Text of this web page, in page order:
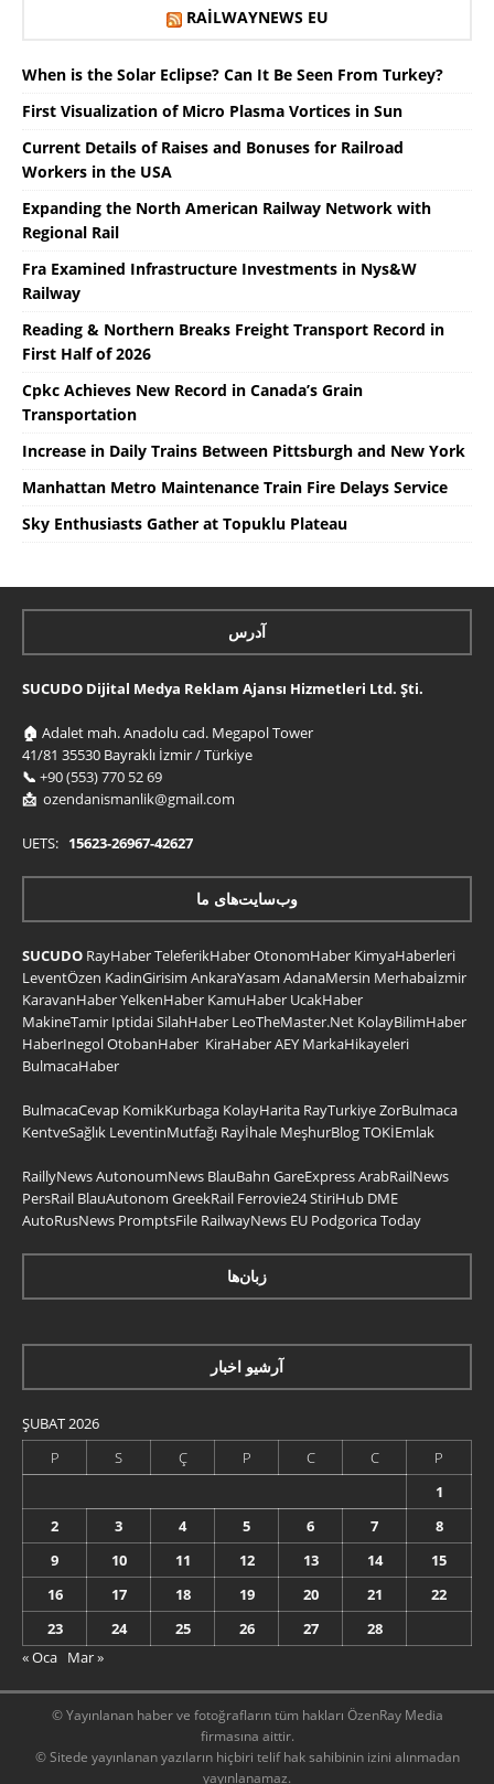
RAILWAYNEWS EU
When is the Solar Eclipse? Can It Be Seen From Turkey?
First Visualization of Micro Plasma Vortices in Sun
Current Details of Raises and Bonuses for Railroad
Workers in the USA
Expanding the North American Railway Network with
Regional Rail
Fra Examined Infrastructure Investments in Nys&W
Railway
Reading & Northern Breaks Freight Transport Record in
First Half of 2026
Cpkc Achieves New Record in Canada’s Grain
Transportation
Increase in Daily Trains Between Pittsburgh and New York
Manhattan Metro Maintenance Train Fire Delays Service
Sky Enthusiasts Gather at Topuklu Plateau
آدرس
SUCUDO Dijital Medya Reklam Ajansı Hizmetleri Ltd. Şti.
🏠 Adalet mah. Anadolu cad. Megapol Tower
41/81 35530 Bayraklı İzmir / Türkiye
📞 +90 (553) 770 52 69
📩 ozendanismanlik@gmail.com
UETS: 15623-26967-42627
وب‌سایت‌های ما
SUCUDO RayHaberTeleferikHaberOtonomHaber KimyaHaberleri
LeventÖzen KadinGirisim AnkaraYasam AdanaMersin Merhabaİzmir
KaravanHaberYelkenHaber KamuHaber UcakHaber
MakineTamir IptidaiSilahHaber LeoTheMaster.Net KolayBilimHaber
HaberInegolOtobanHaber KiraHaberAEY MarkaHikayeleri
BulmacaHaber
BulmacaCevap KomikKurbaga KolayHarita RayTurkiyeZorBulmaca
KentveSağlık LeventinMutfağı Rayİhale MeşhurBlogTOKİEmlak
RaillyNewsAutonoumNews BlauBahn GareExpressArabRailNews
PersRail BlauAutonom GreekRail Ferrovie24StiriHub DME
AutoRusNews PromptsFile RailwayNews EU Podgorica Today
زبان‌ها
آرشیو اخبار
ŞUBAT 2026
P
S Ç P C C
P
1
2
3 4 5 6 7
8
9
10 11 12 13 14
15
16
17 18 19 20 21
22
23
24 25 26 27
28
« Oca Mar »
© Yayınlanan haber ve fotoğrafların tüm hakları ÖzenRay Media
firmasına aittir.
© Sitede yayınlanan yazıların hiçbiri telif hak sahibinin izini alınmadan
yayınlanamaz.